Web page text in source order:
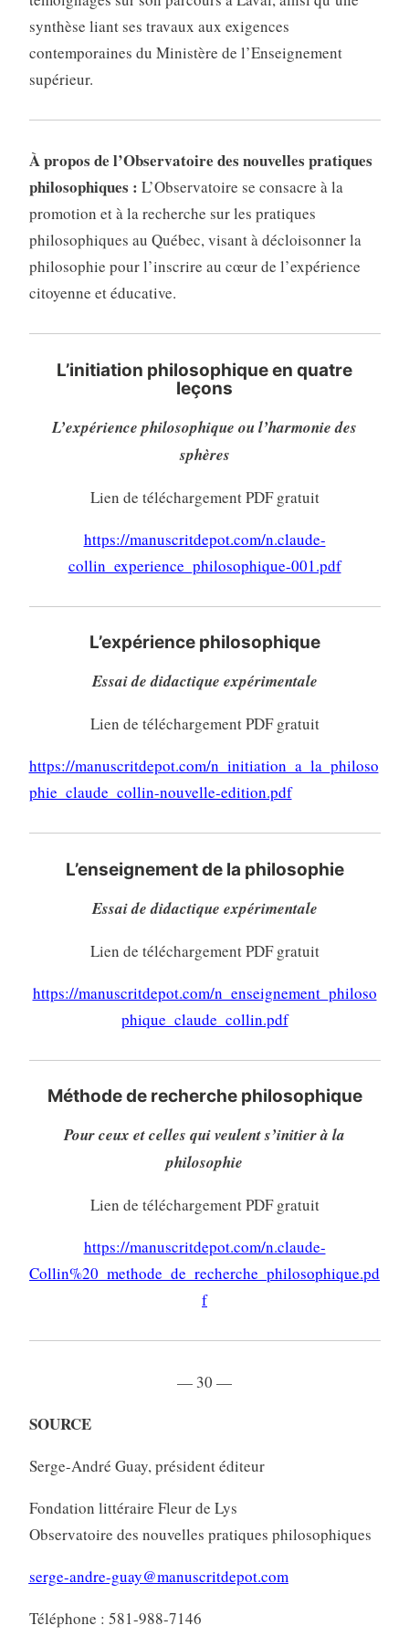
synthèse liant ses travaux aux exigences
contemporaines du Ministère de l’Enseignement
supérieur.
À propos de l’Observatoire des nouvelles pratiques
philosophiques : L’Observatoire se consacre à la
promotion et à la recherche sur les pratiques
philosophiques au Québec, visant à décloisonner la
philosophie pour l’inscrire au cœur de l’expérience
citoyenne et éducative.
L’initiation philosophique en quatre
leçons
L’expérience philosophique ou l’harmonie des
sphères
Lien de téléchargement PDF gratuit
https://manuscritdepot.com/n.claude-
collin_experience_philosophique-001.pdf
L’expérience philosophique
Essai de didactique expérimentale
Lien de téléchargement PDF gratuit
https://manuscritdepot.com/n_initiation_a_la_philoso
phie_claude_collin-nouvelle-edition.pdf
L’enseignement de la philosophie
Essai de didactique expérimentale
Lien de téléchargement PDF gratuit
https://manuscritdepot.com/n_enseignement_philoso
phique_claude_collin.pdf
Méthode de recherche philosophique
Pour ceux et celles qui veulent s’initier à la
philosophie
Lien de téléchargement PDF gratuit
https://manuscritdepot.com/n.claude-
Collin%20_methode_de_recherche_philosophique.pd
f
— 30 —
SOURCE
Serge-André Guay, président éditeur
Fondation littéraire Fleur de Lys
Observatoire des nouvelles pratiques philosophiques
serge-andre-guay@manuscritdepot.com
Téléphone : 581-988-7146